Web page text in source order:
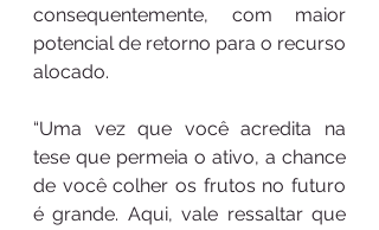
consequentemente, com maior
potencial de retorno para o recurso
alocado.
“Uma vez que você acredita na
tese que permeia o ativo, a chance
de você colher os frutos no futuro
é grande. Aqui, vale ressaltar que